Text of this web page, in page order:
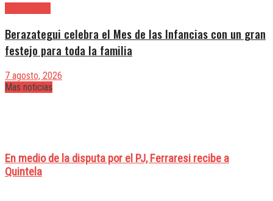
Berazategui celebra el Mes de las Infancias con un gran
festejo para toda la familia
7 agosto, 2026
Mas noticias
En medio de la disputa por el PJ, Ferraresi recibe a
Quintela